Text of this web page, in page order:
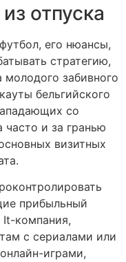
отпуска
его нюансы,
стратегию,
молодого забивного
бельгийского
со
часто и за гранью
визитных
прибыльный
It-компания,
с сериалами или
играми,